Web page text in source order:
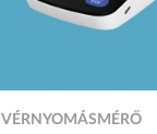
VÉRNYOMÁSMÉRŐ